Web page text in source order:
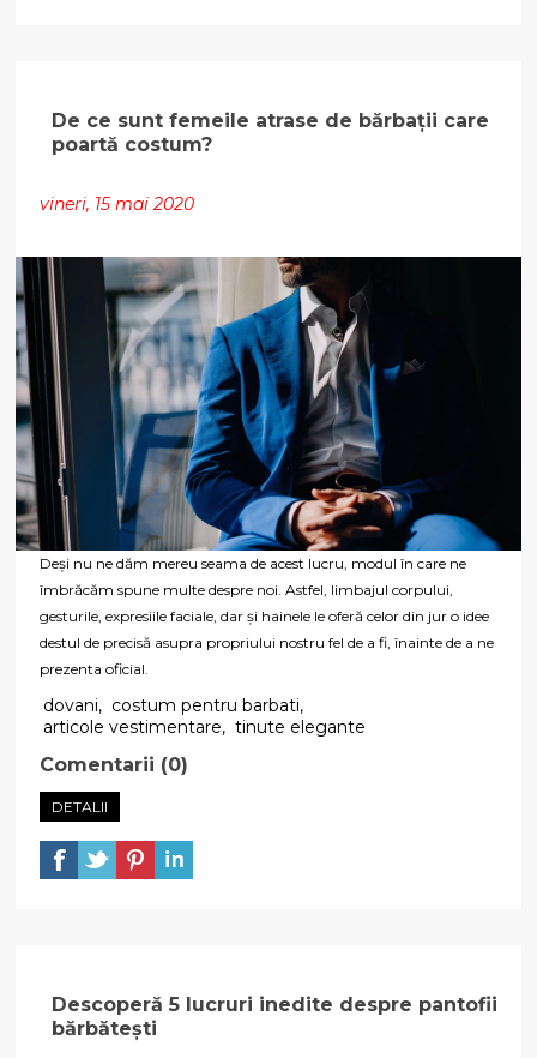
De ce sunt femeile atrase de bărbații care
poartă costum?
vineri, 15 mai 2020
Deși nu ne dăm mereu seama de acest lucru, modul în care ne
îmbrăcăm spune multe despre noi. Astfel, limbajul corpului,
gesturile, expresiile faciale, dar și hainele le oferă celor din jur o idee
destul de precisă asupra propriului nostru fel de a fi, înainte de a ne
prezenta oficial.
dovani, costum pentru barbati,
articole vestimentare, tinute elegante
Comentarii (0)
DETALII
Descoperă 5 lucruri inedite despre pantofii
bărbătești